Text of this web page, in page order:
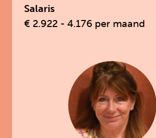
Salaris
€ 2.922 - 4.176 per maand